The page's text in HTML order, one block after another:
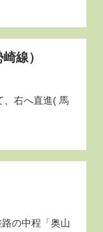
線）
、右へ直進( 馬
の中程「奥山